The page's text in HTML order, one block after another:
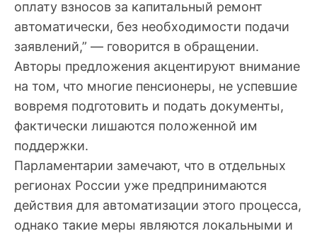
оплату взносов за капитальный ремонт
автоматически, без необходимости подачи
заявлений,” — говорится в обращении.
Авторы предложения акцентируют внимание
на том, что многие пенсионеры, не успевшие
вовремя подготовить и подать документы,
фактически лишаются положенной им
поддержки.
Парламентарии замечают, что в отдельных
регионах России уже предпринимаются
действия для автоматизации этого процесса,
однако такие меры являются локальными и